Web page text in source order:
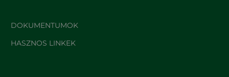
DOKUMENTUMOK
HASZNOS LINKEK